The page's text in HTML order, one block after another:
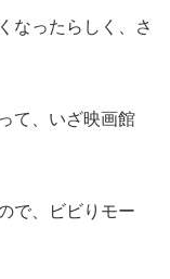
なったらしく、さ
て、いざ映画館
で、ビビりモー